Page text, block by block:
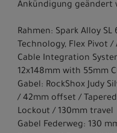
Ankündigung geändert
Rahmen: Spark Alloy
Technology, Flex Pivot
Cable Integration
12x148mm with 55mm
Gabel: RockShox Judy
/ 42mm offset /
Lockout / 130mm travel
Gabel Federweg: 130